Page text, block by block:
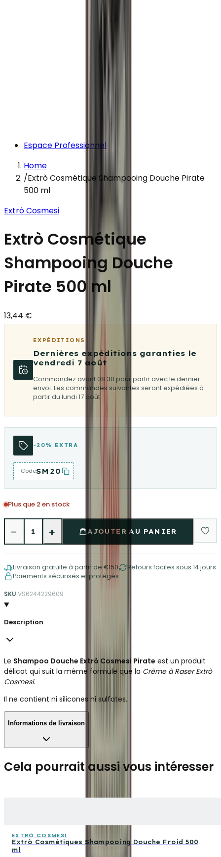
Espace Professionnel
Home
/Extrò Cosmétique Shampooing Douche Pirate
500 ml
Extrò Cosmesi
Extrò Cosmétique
Shampooing Douche
Pirate 500 ml
13,44 €
EXPÉDITIONS
Dernières expéditions garanties le
vendredi 7 août
Commandez avant 08:30 pour partir avec le dernier
envoi. Les commandes suivantes seront expédiées à
partir du lundi 17 août.
-20% EXTRA
CodeSM20
Plus que 2 en stock
− 1 + AJOUTER AU PANIER
Livraison gratuite à partir de €150
Retours faciles sous 14 jours
Paiements sécurisés et protégés
SKU VS6244229609
Description
Le Shampoo Douche Extrò Cosmesi Pirate est un produit
délicat qui suit la même formule que la Crème à Raser Extrò
Cosmesi.
Il ne contient ni silicones ni sulfates.
Informations de livraison
Cela pourrait aussi vous intéresser
EXTRÒ COSMESI
Extrò Cosmétiques Shampooing Douche Froid 500
ml